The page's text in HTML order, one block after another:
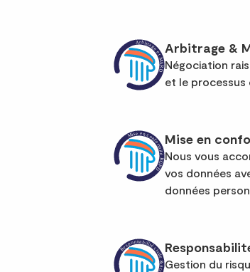
Arbitrage &
Négociation
et le
Mise en
Nous vous
vos données
données
Gestion du